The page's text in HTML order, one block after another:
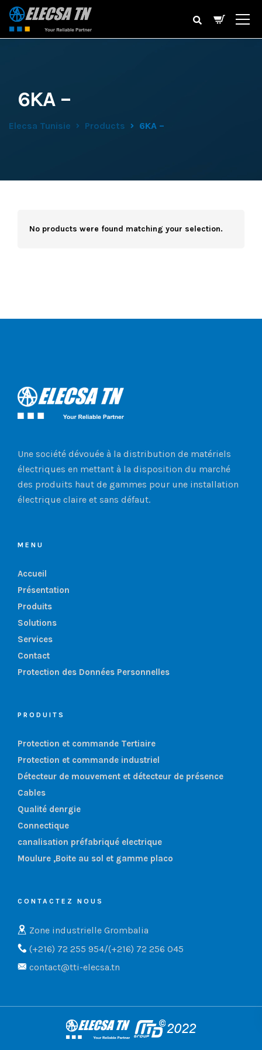
6KA –
Elecsa Tunisie Products 6KA –
No products were found matching your selection.
Une société dévouée à la distribution de matériels
électriques en mettant à la disposition du marché
des produits haut de gammes pour une installation
électrique claire et sans défaut.
MENU
Accueil
Présentation
Produits
Solutions
Services
Contact
Protection des Données Personnelles
PRODUITS
Protection et commande Tertiaire
Protection et commande industriel
Détecteur de mouvement et détecteur de présence
Cables
Qualité denrgie
Connectique
canalisation préfabriqué electrique
Moulure ,Boite au sol et gamme placo
CONTACTEZ NOUS
Zone industrielle Grombalia
(+216) 72 255 954/(+216) 72 256 045
contact@tti-elecsa.tn